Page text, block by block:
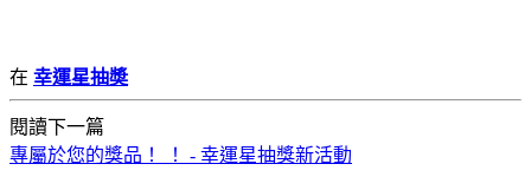
在 幸運星抽奬
閱讀下一篇
專屬於您的獎品！ ！ - 幸運星抽獎新活動